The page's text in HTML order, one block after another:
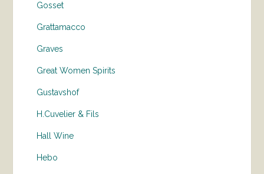
Gosset
Grattamacco
Graves
Great Women Spirits
Gustavshof
H.Cuvelier & Fils
Hall Wine
Hebo